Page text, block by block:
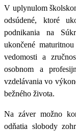
V uplynulom
odsúdené, ktoré
podnikania na
ukončené
vedomosti a
osobnom a
vzdelávania vo
bežného života.
Na záver možno
odňatia slobody